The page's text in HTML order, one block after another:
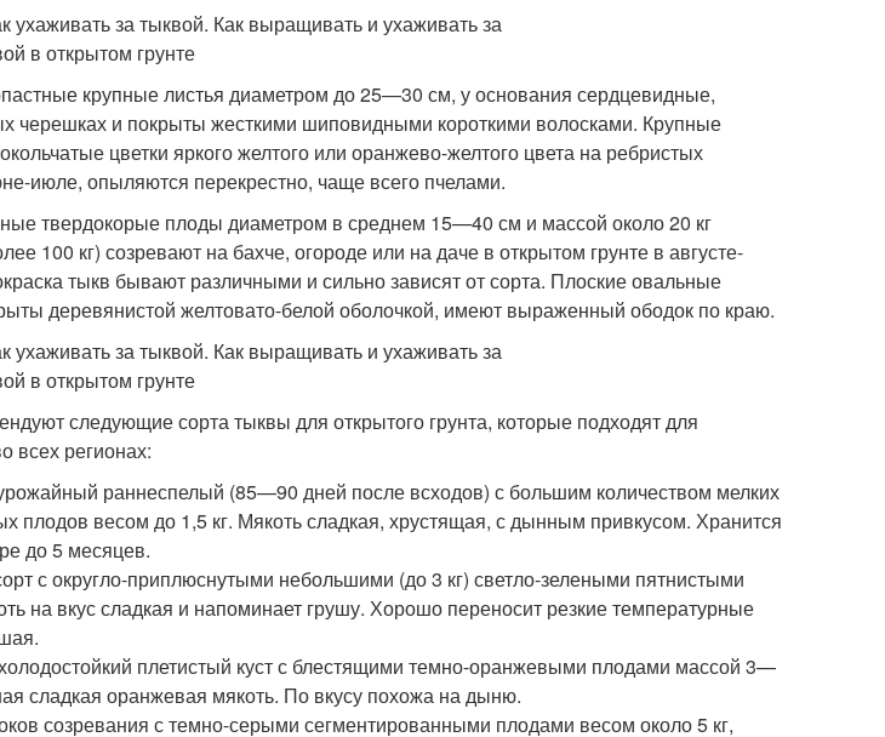
крупные листья диаметром до 25—30 см, у основания сердцевидные,
черешках и покрыты жесткими шиповидными короткими волосками. Крупные
цветки яркого желтого или оранжево-желтого цвета на ребристых
июле, опыляются перекрестно, чаще всего пчелами.
твердокорые плоды диаметром в среднем 15—40 см и массой около 20 кг
100 кг) созревают на бахче, огороде или на даче в открытом грунте в августе-
тыкв бывают различными и сильно зависят от сорта. Плоские овальные
деревянистой желтовато-белой оболочкой, имеют выраженный ободок по краю.
следующие сорта тыквы для открытого грунта, которые подходят для
всех регионах:
раннеспелый (85—90 дней после всходов) с большим количеством мелких
плодов весом до 1,5 кг. Мякоть сладкая, хрустящая, с дынным привкусом. Хранится
до 5 месяцев.
с округло-приплюснутыми небольшими (до 3 кг) светло-зелеными пятнистыми
на вкус сладкая и напоминает грушу. Хорошо переносит резкие температурные
плетистый куст с блестящими темно-оранжевыми плодами массой 3—
сладкая оранжевая мякоть. По вкусу похожа на дыню.
созревания с темно-серыми сегментированными плодами весом около 5 кг,